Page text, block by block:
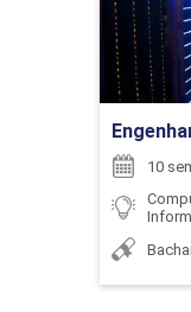
ENCONTRO
10